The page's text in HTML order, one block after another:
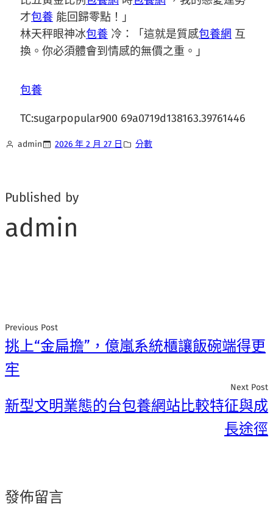
才包養 能回歸零點！」
林天秤眼神冰包養 冷：「這就是質感包養網 互
換。你必須體會到情感的無價之重。」
包養
TC:sugarpopular900 69a0719d138163.39761446
admin 2026 年 2 月 27 日 分數
Published by
admin
Previous Post
挑上“金扁擔”，億嵐系統櫃讓飯碗端得更
牢
Next Post
新型文明業態的台包養網站比較特征與成
長途徑
發佈留言